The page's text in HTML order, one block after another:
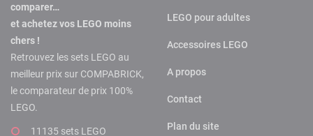
comparer…
et achetez vos LEGO moins
chers !
Retrouvez les sets LEGO au
meilleur prix sur COMPABRICK,
le comparateur de prix 100%
LEGO.
11135 sets LEGO
LEGO pour adultes
Accessoires LEGO
A propos
Contact
Plan du site